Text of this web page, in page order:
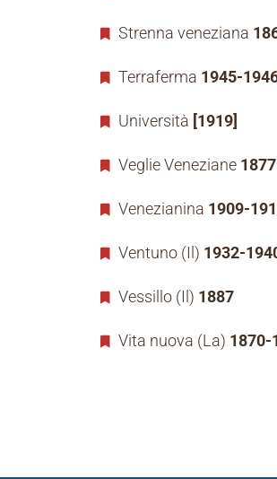
Strenna veneziana
Terraferma 1945-
Università [1919]
Veglie Veneziane 1877
Venezianina 1909-
Ventuno (Il) 1932-
Vessillo (Il) 1887
Vita nuova (La) 1870-